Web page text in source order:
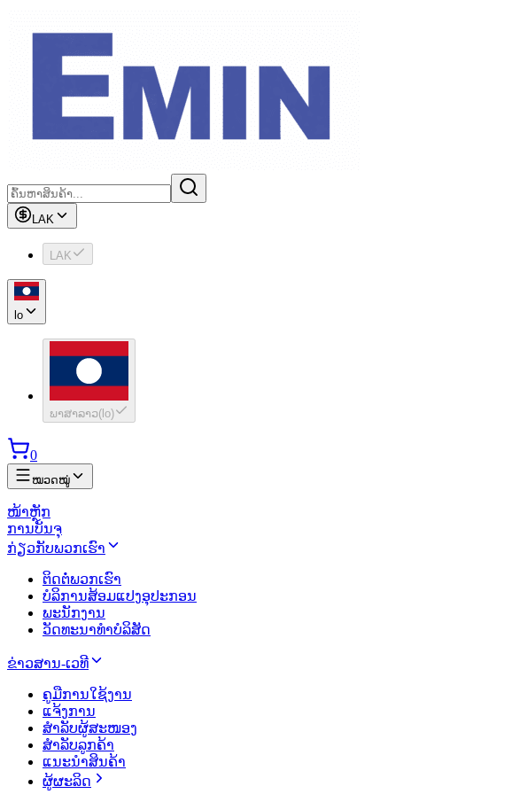
LAK
LAK
lo
ພາສາລາວ( lo)
0
ໝວດໝູ່
ໜ້າຫຼັກ
ການບັນຈຸ
ກ່ຽວກັບພວກເຮົາ
ຕິດຕໍ່ພວກເຮົາ
ບໍລິການສ້ອມແປງອຸປະກອນ
ພະນັກງານ
ວັດທະນາທຳບໍລິສັດ
ຂ່າວສານ-ເວທີ
ຄູມືການໃຊ້ງານ
ແຈ້ງການ
ສຳລັບຜູ້ສະໜອງ
ສຳລັບລູກຄ້າ
ແນະນຳສິນຄ້າ
ຜູ້ຜະລິດ